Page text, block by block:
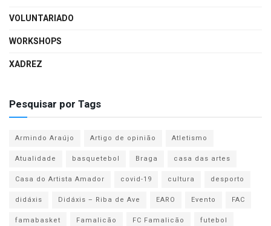
VOLUNTARIADO
WORKSHOPS
XADREZ
Pesquisar por Tags
Armindo Araújo Artigo de opinião
Atletismo
Atualidade
basquetebol Braga
casa das artes
Casa do Artista Amador
covid-19 cultura
desporto
didáxis
Didáxis – Riba de Ave EARO Evento
FAC
famabasket
Famalicão FC Famalicão
futebol